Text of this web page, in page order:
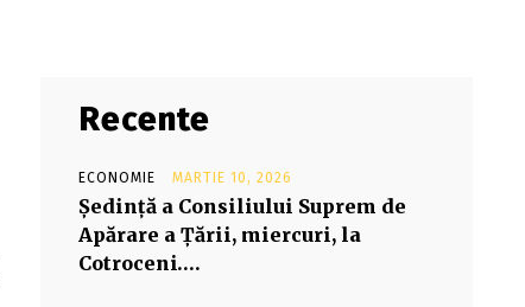
Recente
ECONOMIE MARTIE 10, 2026
Şedinţă a Consiliului Suprem de
Apărare a Ţării, miercuri, la
Cotroceni….